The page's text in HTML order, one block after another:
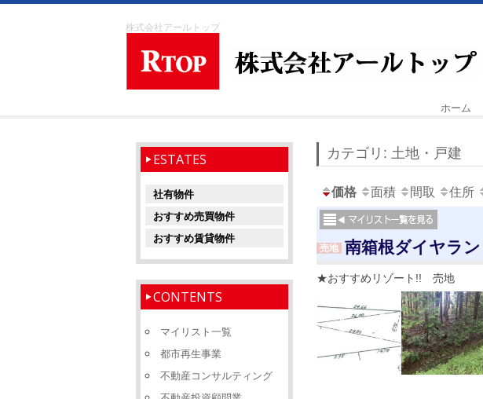
株式会社アールトップ
ホーム
カテゴリ: 土地・戸建
価格 面積 間取 住所
売地 南箱根ダイヤラン
★おすすめリゾート!! 売地
ESTATES
社有物件
おすすめ売買物件
おすすめ賃貸物件
CONTENTS
マイリスト一覧
都市再生事業
不動産コンサルティング